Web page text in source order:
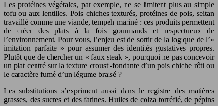
Les protéines végétales, par exemple, ne se limitent plus au simple
tofu ou aux lentilles. Pois chiches texturés, protéines de pois, seitan
travaillé comme une viande, tempeh mariné : ces produits permettent
de créer des plats à la fois gourmands et respectueux de
l’environnement. Pour vous, l’enjeu est de sortir de la logique de l’«
imitation parfaite » pour assumer des identités gustatives propres.
Plutôt que de chercher un « faux steak », pourquoi ne pas concevoir
un plat centré sur la texture crousti-fondante d’un pois chiche rôti ou
le caractère fumé d’un légume braisé ?
Les substitutions s’expriment aussi dans le registre des matières
grasses, des sucres et des farines. Huiles de colza torréfié, de pépins